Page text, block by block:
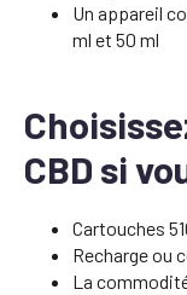
Un appareil
ml et 50 ml
CBD si
Cartouches
Recharge ou
La